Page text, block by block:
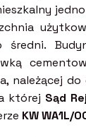
należącej do
której Sąd
KW WA1L/